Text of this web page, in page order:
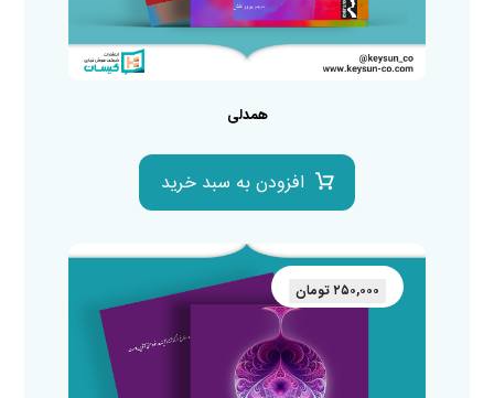
همدلی
افزودن به سبد خرید
۲۵۰,۰۰۰ تومان